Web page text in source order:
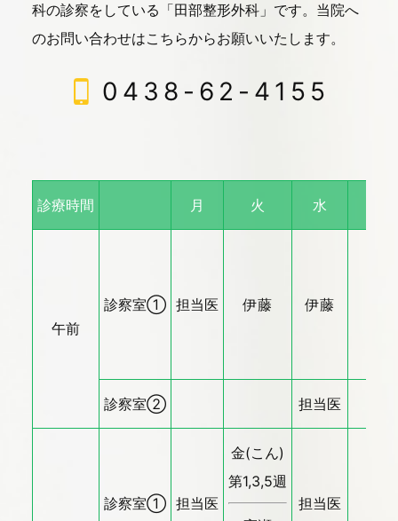
科の診察をしている「田部整形外科」です。 当院へ
のお問い合わせはこちらからお願いいたします。
0438-62-4155
診療時間 月 火 水
午前
診察室① 担当医 伊藤 伊藤
診察室② 担当医
診察室① 担当医
金(こん)
第1,3,5週
担当医